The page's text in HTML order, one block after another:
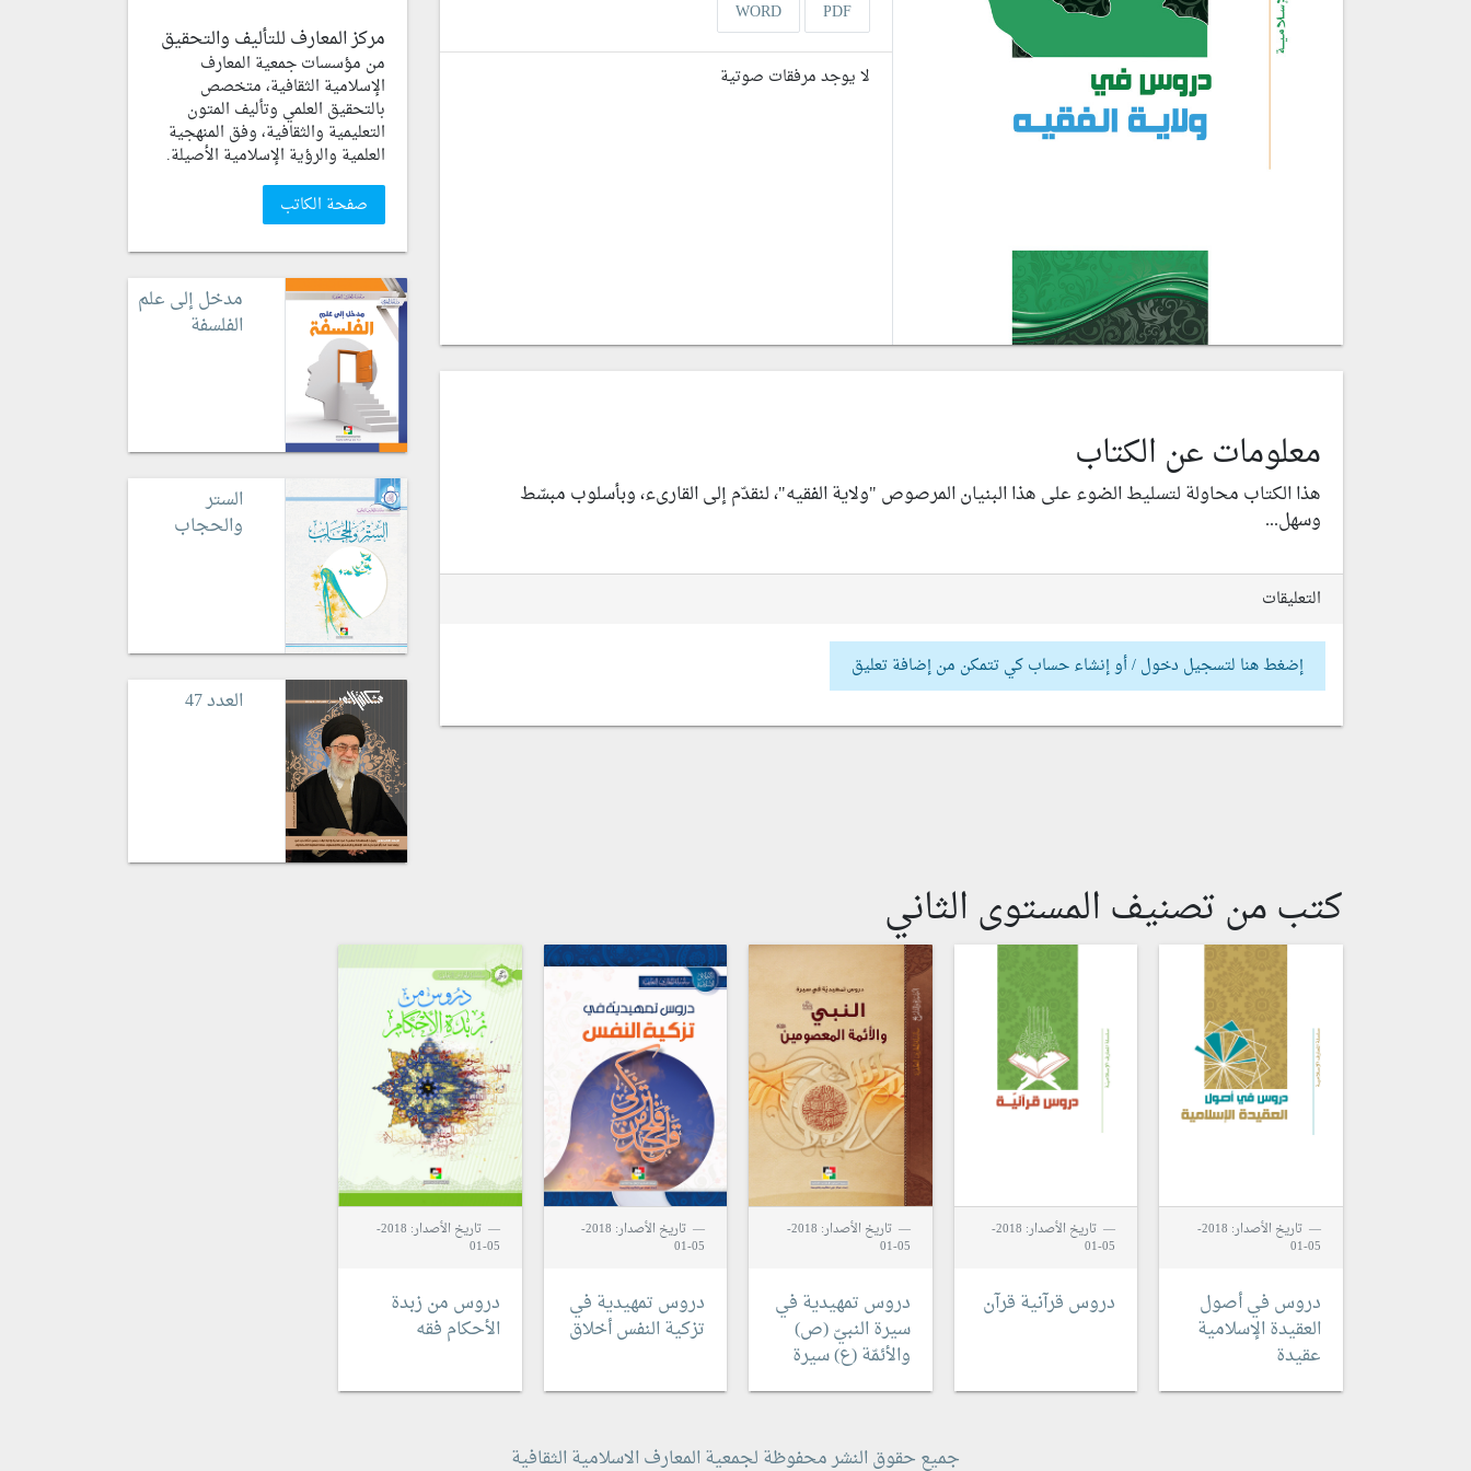
PDF
WORD
لا يوجد مرفقات صوتية
معلومات عن الكتاب
هذا الكتاب محاولة لتسليط الضوء على هذا البنيان المرصوص "ولاية الفقيه"، لنقدّم إلى القارىء، وبأسلوب مبسّط
وسهل...
التعليقات
إضغط هنا لتسجيل دخول / أو إنشاء حساب كي تتمكن من إضافة تعليق
مركز المعارف للتأليف والتحقيق
من مؤسسات جمعية المعارف
الإسلامية الثقافية، متخصص
بالتحقيق العلمي وتأليف المتون
التعليمية والثقافية، وفق المنهجية
العلمية والرؤية الإسلامية الأصيلة.
صفحة الكاتب
مدخل إلى علم
الفلسفة
الستر
والحجاب
العدد 47
كتب من تصنيف المستوى الثاني
تاريخ الأصدار: 2018-
05-01
دروس في أصول
العقيدة الإسلامية
عقيدة
تاريخ الأصدار: 2018-
05-01
دروس قرآنية قرآن
تاريخ الأصدار: 2018-
05-01
دروس تمهيدية في
سيرة النبيّ (ص)
والأئمّة (ع)سيرة
تاريخ الأصدار: 2018-
05-01
دروس تمهيدية في
تزكية النفسأخلاق
تاريخ الأصدار: 2018-
05-01
دروس من زبدة
الأحكام فقه
جميع حقوق النشر محفوظة لجمعية المعارف الاسلامية الثقافية